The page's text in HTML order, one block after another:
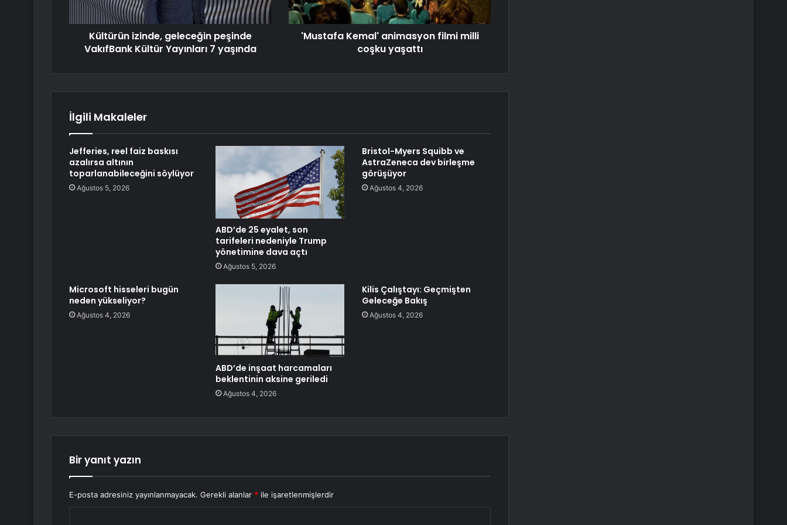
Kültürün izinde, geleceğin peşinde
VakıfBank Kültür Yayınları 7 yaşında
'Mustafa Kemal' animasyon filmi milli
coşku yaşattı
İlgili Makaleler
Jefferies, reel faiz baskısı
azalırsa altının
toparlanabileceğini söylüyor
Ağustos 5, 2026
ABD’de 25 eyalet, son
tarifeleri nedeniyle Trump
yönetimine dava açtı
Ağustos 5, 2026
Bristol-Myers Squibb ve
AstraZeneca dev birleşme
görüşüyor
Ağustos 4, 2026
Microsoft hisseleri bugün
neden yükseliyor?
Ağustos 4, 2026
ABD’de inşaat harcamaları
beklentinin aksine geriledi
Ağustos 4, 2026
Kilis Çalıştayı: Geçmişten
Geleceğe Bakış
Ağustos 4, 2026
Bir yanıt yazın
E-posta adresiniz yayınlanmayacak. Gerekli alanlar * ile işaretlenmişlerdir